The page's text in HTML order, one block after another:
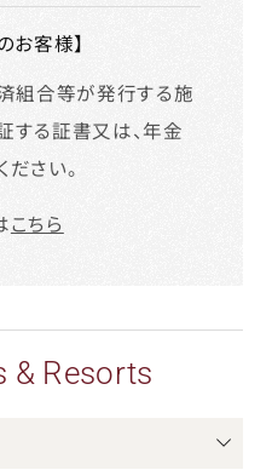
お客様】
組合等が発行する施
する証書又は、年金
さい。
こちら
& Resorts